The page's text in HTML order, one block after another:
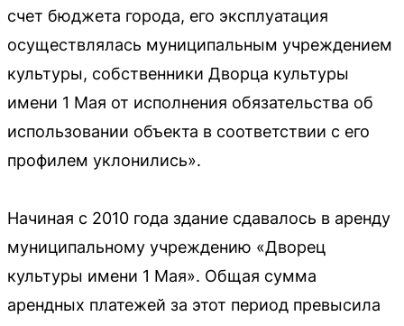
счет бюджета города, его эксплуатация
осуществлялась муниципальным учреждением
культуры, собственники Дворца культуры
имени 1 Мая от исполнения обязательства об
использовании объекта в соответствии с его
профилем уклонились».
Начиная с 2010 года здание сдавалось в аренду
муниципальному учреждению «Дворец
культуры имени 1 Мая». Общая сумма
арендных платежей за этот период превысила